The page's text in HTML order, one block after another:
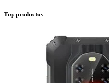
Top productos